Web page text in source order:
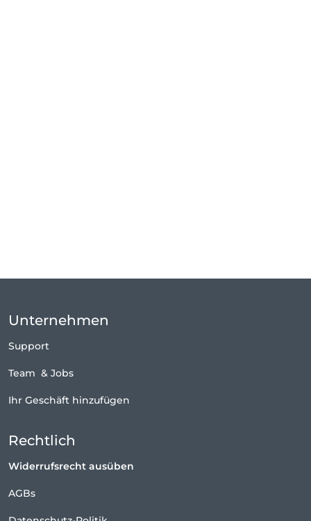
Unternehmen
Support
Team & Jobs
Ihr Geschäft hinzufügen
Rechtlich
Widerrufsrecht ausüben
AGBs